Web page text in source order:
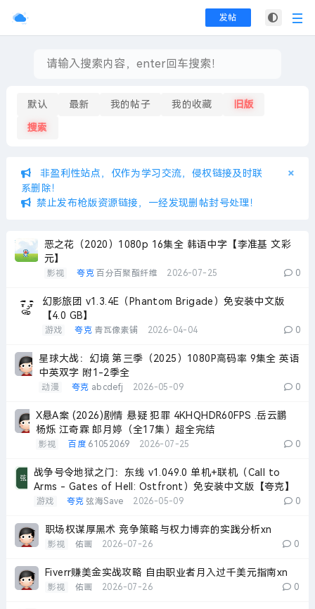
发帖
默认 最新 我的帖子 我的收藏 旧版
搜索
非盈利性站点，仅作为学习交流，侵权链接及时联
系删除！
×
禁止发布枪版资源链接，一经发现删帖封号处理！
×
恶之花（2020）1080p 16集全 韩语中字【李准基 文彩
元】
影视 夸克 百分百聚酯纤维 2026-07-25 0
幻影旅团 v1.3.4E（Phantom Brigade）免安装中文版
【4.0 GB】
游戏 夸克 青瓦像素铺 2026-04-04 0
星球大战：幻境 第三季（2025）1080P高码率 9集全 英语
中英双字 附1-2季全
动漫 夸克 abcdefj 2026-05-09 0
X悬A案 (2026)剧情 悬疑 犯罪 4KHQHDR60FPS .岳云鹏
杨烁 江奇霖 郎月婷（全17集）超全完结
影视 百度 61052069 2026-07-25 0
战争号令地狱之门：东线 v1.049.0 单机+联机（Call to
Arms - Gates of Hell: Ostfront）免安装中文版【夸克】
游戏 夸克 弦海Save 2026-05-09 0
职场权谋厚黑术 竞争策略与权力博弈的实践分析xn
影视 佑画 2026-07-26 0
Fiverr赚美金实战攻略 自由职业者月入过千美元指南xn
影视 佑画 2026-07-26 0